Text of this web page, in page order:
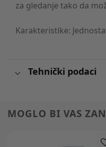
za gledanje tako da
Karakteristike:
Tehnički podaci
MOGLO BI VAS